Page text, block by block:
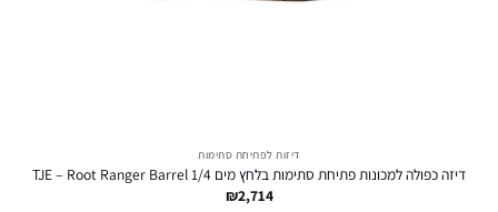
דיזות לפתיחת סתימות
דיזה כפולה למכונות פתיחת סתימות בלחץ מים TJE – Root Ranger Barrel 1/4
₪2,714